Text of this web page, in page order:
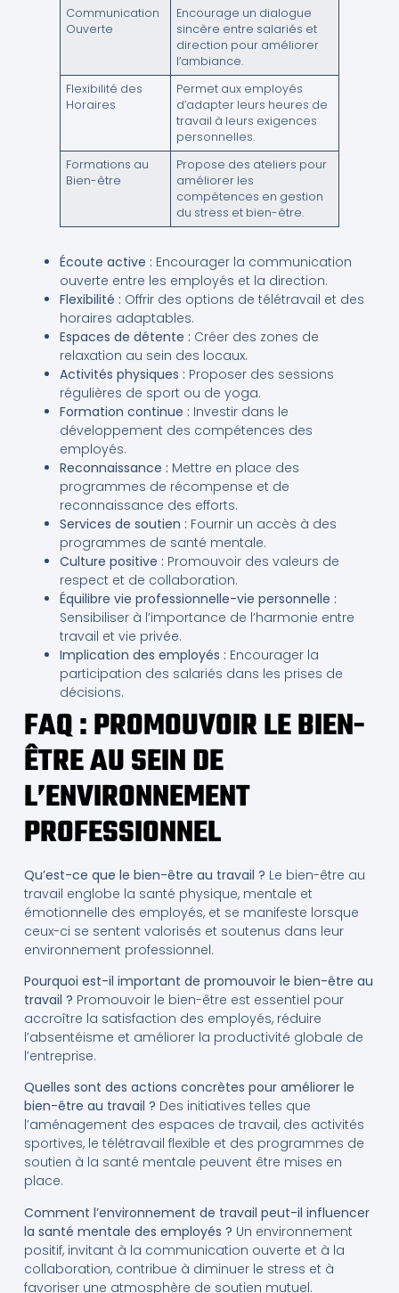
Communication
Ouverte
Encourage un dialogue
sincère entre salariés et
direction pour améliorer
l’ambiance.
Flexibilité des
Horaires
Permet aux employés
d’adapter leurs heures de
travail à leurs exigences
personnelles.
Formations au
Bien-être
Propose des ateliers pour
améliorer les
compétences en gestion
du stress et bien-être.
Écoute active : Encourager la communication
ouverte entre les employés et la direction.
Flexibilité : Offrir des options de télétravail et des
horaires adaptables.
Espaces de détente : Créer des zones de
relaxation au sein des locaux.
Activités physiques : Proposer des sessions
régulières de sport ou de yoga.
Formation continue : Investir dans le
développement des compétences des
employés.
Reconnaissance : Mettre en place des
programmes de récompense et de
reconnaissance des efforts.
Services de soutien : Fournir un accès à des
programmes de santé mentale.
Culture positive : Promouvoir des valeurs de
respect et de collaboration.
Équilibre vie professionnelle-vie personnelle :
Sensibiliser à l’importance de l’harmonie entre
travail et vie privée.
Implication des employés : Encourager la
participation des salariés dans les prises de
décisions.
FAQ : PROMOUVOIR LE BIEN-
ÊTRE AU SEIN DE
L’ENVIRONNEMENT
PROFESSIONNEL
Qu’est-ce que le bien-être au travail ? Le bien-être au
travail englobe la santé physique, mentale et
émotionnelle des employés, et se manifeste lorsque
ceux-ci se sentent valorisés et soutenus dans leur
environnement professionnel.
Pourquoi est-il important de promouvoir le bien-être au
travail ? Promouvoir le bien-être est essentiel pour
accroître la satisfaction des employés, réduire
l’absentéisme et améliorer la productivité globale de
l’entreprise.
Quelles sont des actions concrètes pour améliorer le
bien-être au travail ? Des initiatives telles que
l’aménagement des espaces de travail, des activités
sportives, le télétravail flexible et des programmes de
soutien à la santé mentale peuvent être mises en
place.
Comment l’environnement de travail peut-il influencer
la santé mentale des employés ? Un environnement
positif, invitant à la communication ouverte et à la
collaboration, contribue à diminuer le stress et à
favoriser une atmosphère de soutien mutuel.